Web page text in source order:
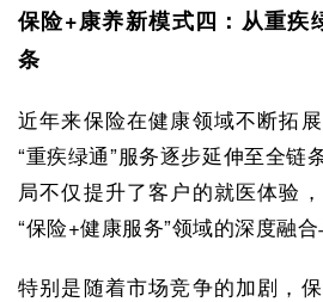
保险+康养新模式四：从重疾
条
近年来保险在健康领域不断拓
“重疾绿通”服务逐步延伸至全链
局不仅提升了客户的就医体验
“保险+健康服务”领域的深度融合
特别是随着市场竞争的加剧，